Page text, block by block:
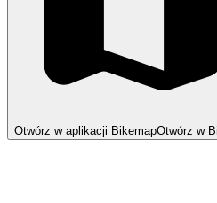
Otwórz w aplikacji BikemapOtwórz w